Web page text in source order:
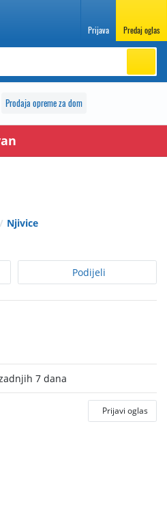
Prijava Predaj oglas
Prodaja opreme za dom
Njivice
Podijeli
7 dana
Prijavi oglas